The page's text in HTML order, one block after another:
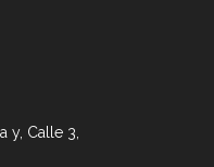
y, Calle 3,